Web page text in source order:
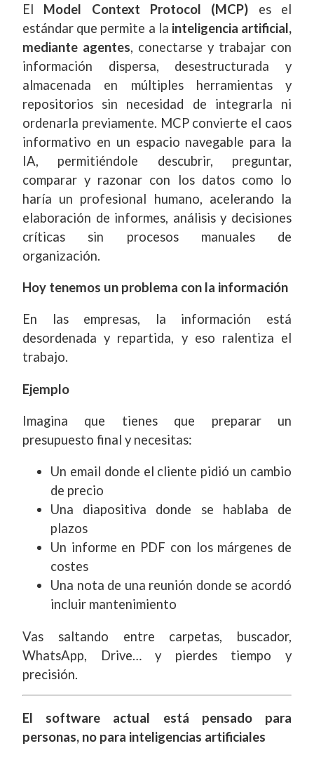
El Model Context Protocol (MCP) es el
estándar que permite a la inteligencia artificial,
mediante agentes, conectarse y trabajar con
información dispersa, desestructurada y
almacenada en múltiples herramientas y
repositorios sin necesidad de integrarla ni
ordenarla previamente. MCP convierte el caos
informativo en un espacio navegable para la
IA, permitiéndole descubrir, preguntar,
comparar y razonar con los datos como lo
haría un profesional humano, acelerando la
elaboración de informes, análisis y decisiones
críticas sin procesos manuales de
organización.
Hoy tenemos un problema con la información
En las empresas, la información está
desordenada y repartida, y eso ralentiza el
trabajo.
Ejemplo
Imagina que tienes que preparar un
presupuesto final y necesitas:
Un email donde el cliente pidió un cambio
de precio
Una diapositiva donde se hablaba de
plazos
Un informe en PDF con los márgenes de
costes
Una nota de una reunión donde se acordó
incluir mantenimiento
Vas saltando entre carpetas, buscador,
WhatsApp, Drive… y pierdes tiempo y
precisión.
El software actual está pensado para
personas, no para inteligencias artificiales